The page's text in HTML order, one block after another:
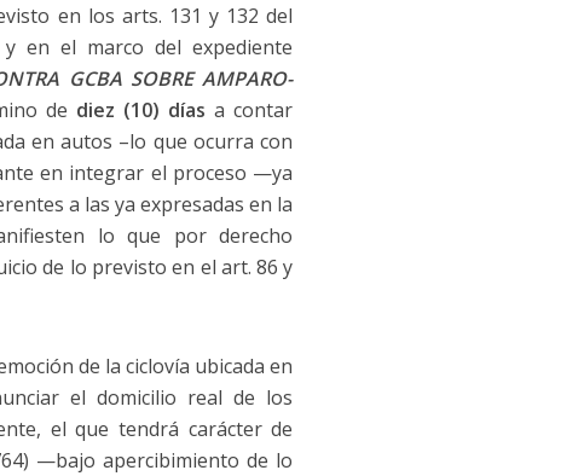
en los arts. 131 y 132 del
en el marco del expediente
GCBA SOBRE AMPARO-
de diez (10) días a contar
en autos –lo que ocurra con
en integrar el proceso —ya
a las ya expresadas en la
lo que por derecho
de lo previsto en el art. 86 y
de la ciclovía ubicada en
el domicilio real de los
el que tendrá carácter de
—bajo apercibimiento de lo